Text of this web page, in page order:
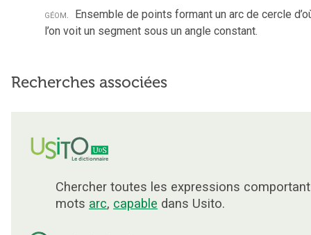
géom.
Ensemble de points formant un arc de cercle
l’on voit un segment sous un angle constant.
Recherches associées
Chercher toutes les expressions
mots arc, capable dans Usito.